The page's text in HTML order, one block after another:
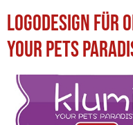
Logodesign für
Your Pets